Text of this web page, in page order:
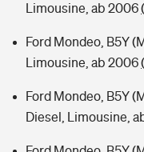
Limousine, ab 2006
Ford Mondeo, B5Y
Limousine, ab 2006
Ford Mondeo, B5Y
Diesel, Limousine,